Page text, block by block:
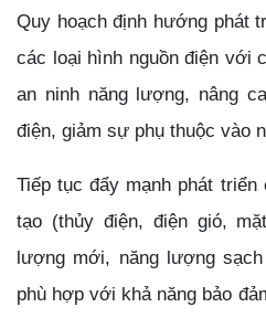
Quy hoạch định hướng phát
các loại hình nguồn điện với
an ninh năng lượng, nâng
điện, giảm sự phụ thuộc vào
Tiếp tục đẩy mạnh phát
tạo (thủy điện, điện gió,
lượng mới, năng lượng
phù hợp với khả năng bảo